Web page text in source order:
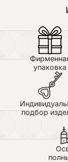
обращусь
спасибо.
упаковка
подбор